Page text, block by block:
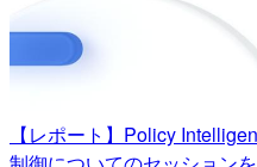
【レポート】Policy